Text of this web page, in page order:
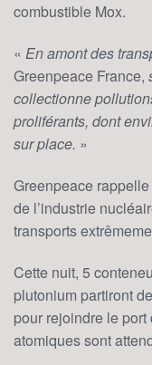
combustible Mox.
« En amont des
Greenpeace France,
collectionne
proliférants, dont
sur place. »
Greenpeace
de l’industrie
transports
Cette nuit, 5
plutonium partiront
pour rejoindre le
atomiques sont